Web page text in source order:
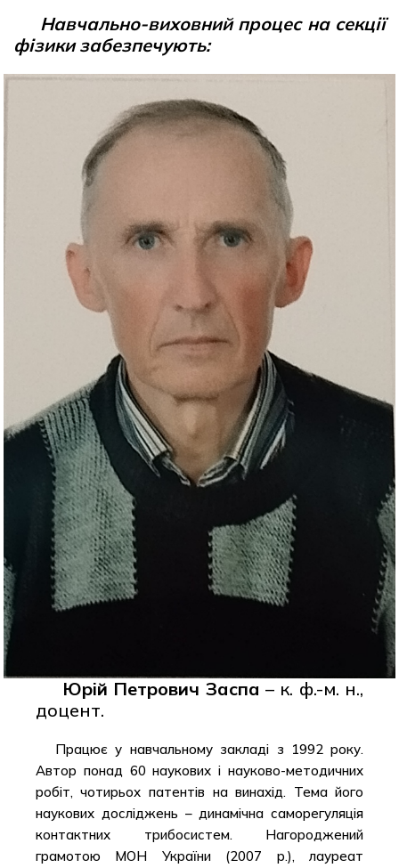
Навчально-виховний процес на секції
фізики забезпечують:
Юрій Петрович Заспа – к. ф.-м. н.,
доцент.
Працює у навчальному закладі з 1992 року.
Автор понад 60 наукових і науково-методичних
робіт, чотирьох патентів на винахід. Тема його
наукових досліджень – динамічна саморегуляція
контактних трибосистем. Нагороджений
грамотою МОН України (2007 р.), лауреат